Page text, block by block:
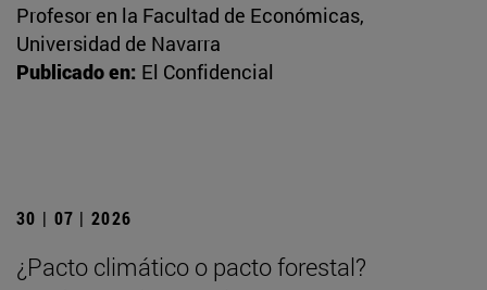
Profesor en la Facultad de Económicas,
Universidad de Navarra
Publicado en: El Confidencial
30 | 07 | 2026
¿Pacto climático o pacto forestal?